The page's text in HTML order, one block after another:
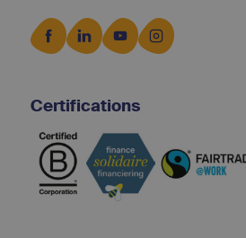
Certifications